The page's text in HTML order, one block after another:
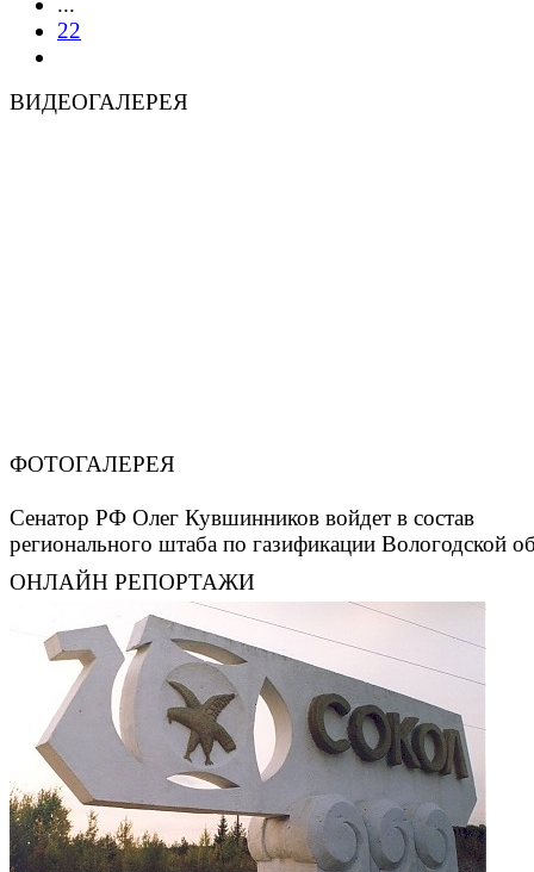
22
ВИДЕОГАЛЕРЕЯ
ФОТОГАЛЕРЕЯ
Сенатор РФ Олег Кувшинников войдет в состав
регионального штаба по газификации Вологодской
ОНЛАЙН РЕПОРТАЖИ